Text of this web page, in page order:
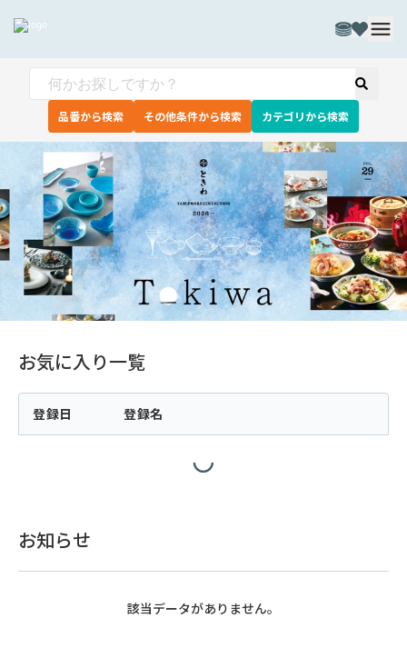
品番から検索 その他条件から検索 カテゴリから検索
お気に入り一覧
登録日 登録名
お知らせ
該当データがありません。